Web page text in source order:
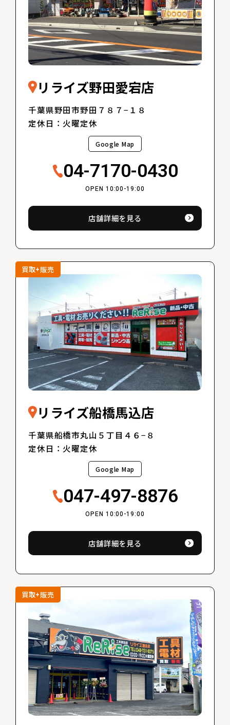
リライズ野田愛宕店
千葉県野田市野田７８７−１８
定休日：火曜定休
Google Map
04-7170-0430
OPEN 10:00-19:00
店舗詳細を見る
買取+販売
リライズ船橋馬込店
千葉県船橋市丸山５丁目４６−８
定休日：火曜定休
Google Map
047-497-8876
OPEN 10:00-19:00
店舗詳細を見る
買取+販売